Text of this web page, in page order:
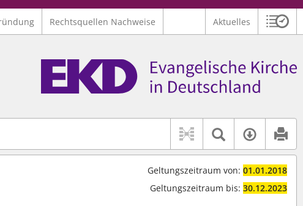
Rechtsquellen Nachweise Aktuelles
findet auch: "Pfarrerinitiative" oder "Pfarrerausschuss".
in unserer Hilfe.
Textsuche
Geltungszeitraum von: 01.01.2018
Geltungszeitraum bis: 30.12.2023